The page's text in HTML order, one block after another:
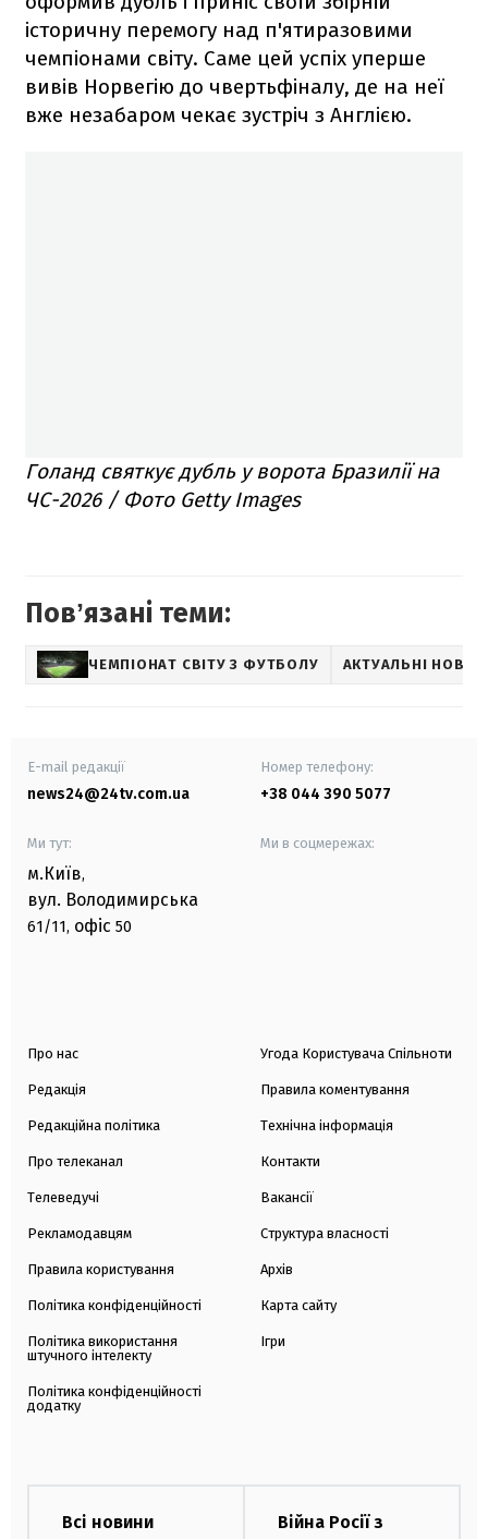
історичну перемогу над п'ятиразовими
чемпіонами світу. Саме цей успіх уперше
вивів Норвегію до чвертьфіналу, де на неї
вже незабаром чекає зустріч з Англією.
Голанд святкує дубль у ворота Бразилії на
ЧС-2026 / Фото Getty Images
Повʼязані теми:
ЧЕМПІОНАТ СВІТУ З ФУТБОЛУ АКТУАЛЬНІ
E-mail редакції
news24@24tv.com.ua
Номер телефону:
+38 044 390 5077
Ми тут:
м.Київ,
вул. Володимирська
61/11, офіс 50
Ми в соцмережах:
Про нас
Редакція
Редакційна політика
Про телеканал
Телеведучі
Рекламодавцям
Правила користування
Політика конфіденційності
Політика використання
штучного інтелекту
Політика конфіденційності
додатку
Угода Користувача Спільноти
Правила коментування
Технічна інформація
Контакти
Вакансії
Структура власності
Архів
Карта сайту
Ігри
Всі новини
Війна Росії з